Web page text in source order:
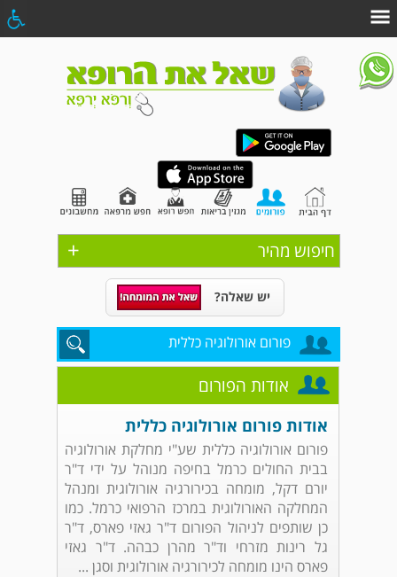
+ חיפוש מהיר
יש שאלה?
פורום אורולוגיה כללית
אודות הפורום
אודות פורום אורולוגיה כללית
פורום אורולוגיה כללית שע"י מחלקת אורולוגיה
בבית החולים כרמל בחיפה מנוהל על ידי ד"ר
יורם דקל, מומחה בכירורגיה אורולוגית ומנהל
המחלקה האורולוגית במרכז הרפואי כרמל. כמו
כן שותפים לניהול הפורום ד"ר גאזי פארס, ד"ר
גל רינות מזרחי וד"ר מהרן כבהה. ד"ר גאזי
פארס הינו מומחה לכירורגיה אורולוגית וסגן ...